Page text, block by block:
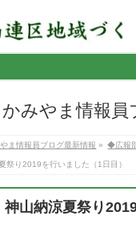
みやま情報員
ま情報員ブログ最新情報 » ◆広報
祭り2019を行いました（1日目）
神山納涼夏祭り